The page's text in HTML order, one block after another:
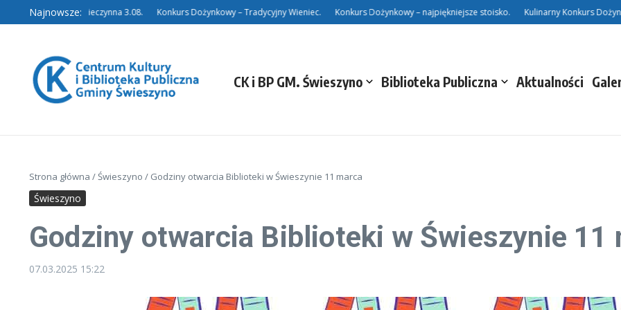
Przejdź do treści
Najnowsze:
Filia w Niedalinie nieczynna 3.08. Konkurs Dożynkowy – Tradycyjny Wieniec. Konkurs Dożynkowy – najpiękniejsze stoisko. Kulinarny Konkurs
CK i BP GM. Świeszyno Biblioteka Publiczna Aktualności
Strona główna /Świeszyno / Godziny otwarcia Biblioteki w Świeszynie 11 marca
Świeszyno
Godziny otwarcia Biblioteki w Świeszynie 11
07.03.2025 15:22